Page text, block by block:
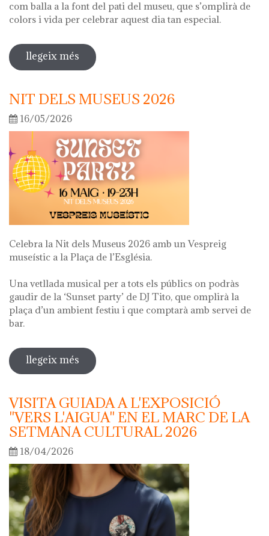
com balla a la font del pati del museu, que s’omplirà de
colors i vida per celebrar aquest dia tan especial.
llegeix més sobre diada de la flor
NIT DELS MUSEUS 2026
16/05/2026
Celebra la Nit dels Museus 2026 amb un Vespreig
museístic a la Plaça de l’Església.
Una vetllada musical per a tots els públics on podràs
gaudir de la ‘Sunset party’ de DJ Tito, que omplirà la
plaça d’un ambient festiu i que comptarà amb servei de
bar.
llegeix més sobre nit dels museus 2026
VISITA GUIADA A L'EXPOSICIÓ
"VERS L'AIGUA" EN EL MARC DE LA
SETMANA CULTURAL 2026
18/04/2026